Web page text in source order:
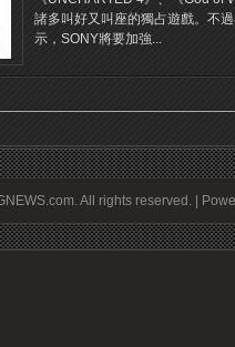
諸多叫好又叫座的獨占遊戲。不
示，SONY將要加強...
All rights reserved. |